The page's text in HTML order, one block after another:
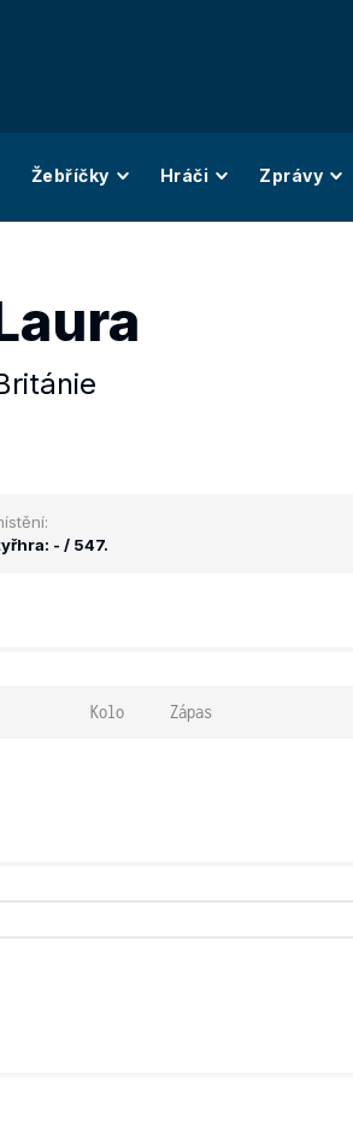
Žebříčky Hráči Zprávy
- / 547.
Kolo Zápas